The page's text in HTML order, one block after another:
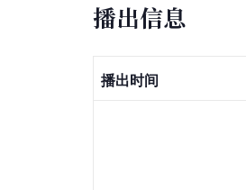
播出信息
播出时间